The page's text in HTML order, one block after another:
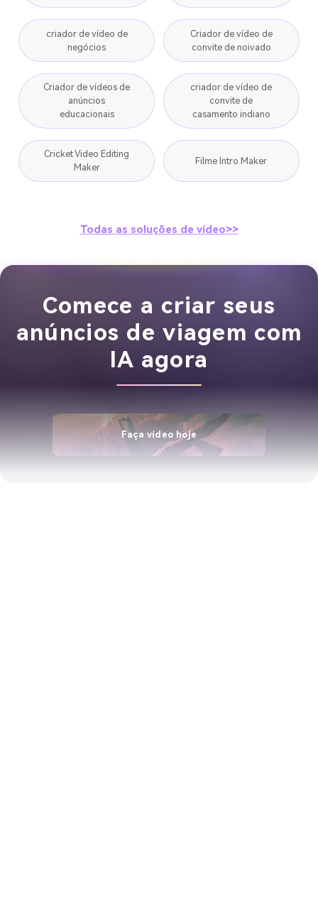
criador de vídeo de
negócios
Criador de vídeo de
convite de noivado
Criador de vídeos de
anúncios
educacionais
criador de vídeo de
convite de
casamento indiano
Cricket Video Editing
Maker
Filme Intro Maker
Todas as soluções de vídeo>>
Comece a criar seus
anúncios de viagem com
IA agora
Faça vídeo hoje